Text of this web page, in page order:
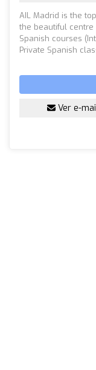
AIL Madrid is the
the beautiful
Spanish courses
Private Spanish
Ver e-